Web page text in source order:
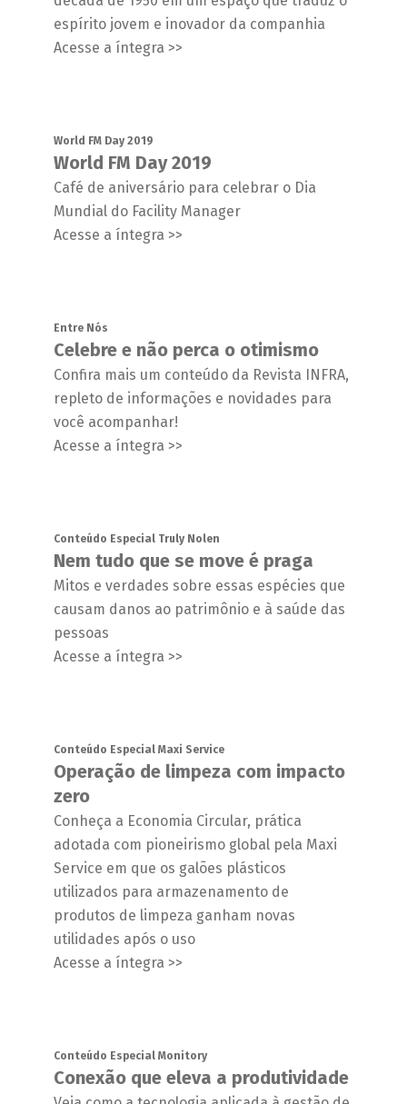
espírito jovem e inovador da companhia
Acesse a íntegra >>
World FM Day 2019
World FM Day 2019
Café de aniversário para celebrar o Dia
Mundial do Facility Manager
Acesse a íntegra >>
Entre Nós
Celebre e não perca o otimismo
Confira mais um conteúdo da Revista INFRA,
repleto de informações e novidades para
você acompanhar!
Acesse a íntegra >>
Conteúdo Especial Truly Nolen
Nem tudo que se move é praga
Mitos e verdades sobre essas espécies que
causam danos ao patrimônio e à saúde das
pessoas
Acesse a íntegra >>
Conteúdo Especial Maxi Service
Operação de limpeza com impacto
zero
Conheça a Economia Circular, prática
adotada com pioneirismo global pela Maxi
Service em que os galões plásticos
utilizados para armazenamento de
produtos de limpeza ganham novas
utilidades após o uso
Acesse a íntegra >>
Conteúdo Especial Monitory
Conexão que eleva a produtividade